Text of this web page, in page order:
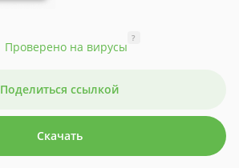
Проверено на вирусы
?
Поделиться ссылкой
Скачать